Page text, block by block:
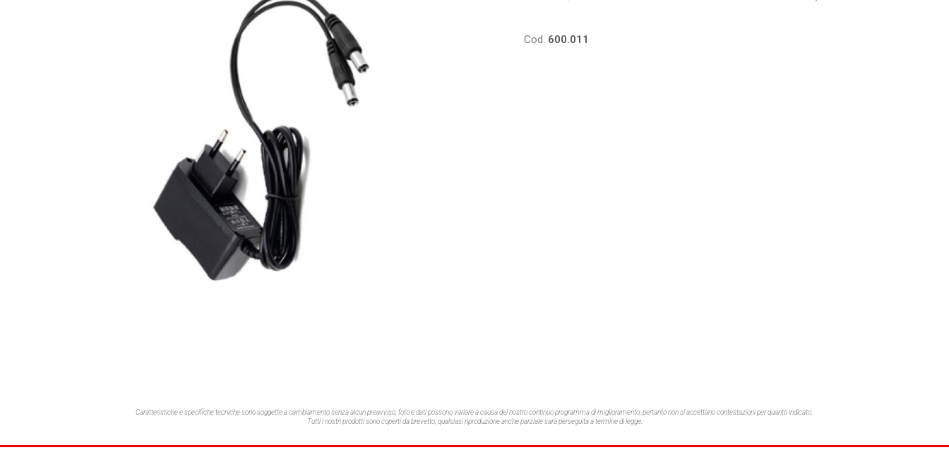
Cod. 600.011
Caratteristiche e specifiche tecniche sono soggette a cambiamento senza alcun preavviso, foto e dati possono variare a causa del nostro continuo programma di miglioramento, pertanto non si accettano contestazioni per quanto indicato.
Tutti i nostri prodotti sono coperti da brevetto, qualsiasi riproduzione anche parziale sarà perseguita a termine di legge.